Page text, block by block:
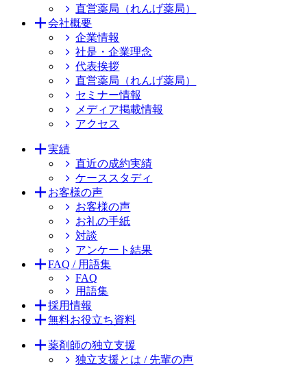
直営薬局（れんげ薬局）
会社概要
企業情報
社是・企業理念
代表挨拶
直営薬局（れんげ薬局）
セミナー情報
メディア掲載情報
アクセス
実績
直近の成約実績
ケーススタディ
お客様の声
お客様の声
お礼の手紙
対談
アンケート結果
FAQ / 用語集
FAQ
用語集
採用情報
無料お役立ち資料
薬剤師の独立支援
独立支援とは / 先輩の声